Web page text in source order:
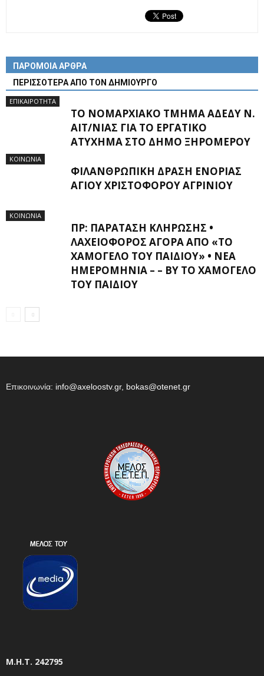
ΠΑΡΟΜΟΙΑ ΑΡΘΡΑ
ΠΕΡΙΣΣΟΤΕΡΑ ΑΠΟ ΤΟΝ ΔΗΜΙΟΥΡΓΟ
ΕΠΙΚΑΙΡΟΤΗΤΑ
ΤΟ ΝΟΜΑΡΧΙΑΚΌ ΤΜΉΜΑ ΑΔΕΔΥ Ν.
ΑΙΤ/ΝΊΑΣ ΓΙΑ ΤΟ ΕΡΓΑΤΙΚΌ
ΑΤΎΧΗΜΑ ΣΤΟ ΔΉΜΟ ΞΗΡΟΜΈΡΟΥ
ΚΟΙΝΩΝΙΑ
ΦΙΛΑΝΘΡΩΠΙΚΉ ΔΡΆΣΗ ΕΝΟΡΊΑΣ
ΑΓΊΟΥ ΧΡΙΣΤΟΦΌΡΟΥ ΑΓΡΙΝΊΟΥ
ΚΟΙΝΩΝΙΑ
ΠΡ: ΠΑΡΆΤΑΣΗ ΚΛΉΡΩΣΗΣ •
ΛΑΧΕΙΟΦΌΡΟΣ ΑΓΟΡΆ ΑΠΌ «ΤΟ
ΧΑΜΌΓΕΛΟ ΤΟΥ ΠΑΙΔΙΟΎ» • ΝΈΑ
ΗΜΕΡΟΜΗΝΊΑ – – BY ΤΟ ΧΑΜΌΓΕΛΟ
ΤΟΥ ΠΑΙΔΙΟΎ
Επικοινωνία: info@axeloostv.gr, bokas@otenet.gr
Μ.Η.Τ. 242795